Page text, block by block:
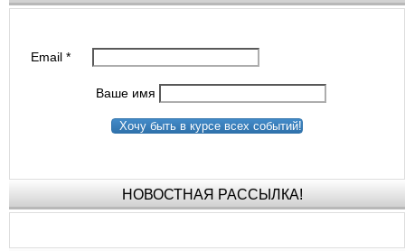
Email*
Ваше имя
Хочу быть в курсе всех событий!
НОВОСТНАЯ РАССЫЛКА!